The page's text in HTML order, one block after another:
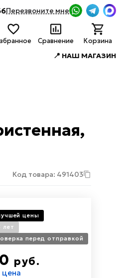
Перезвоните мне
Сравнение Корзина
📍 НАШ МАГАЗИН
Код товара: 491403
цены
лет
перед отправкой
руб.
цена